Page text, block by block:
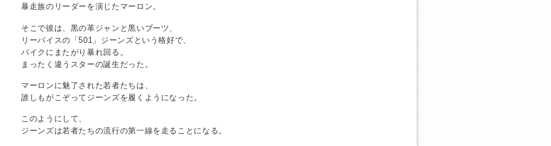
暴走族のリーダーを演じたマーロン。
そこで彼は、黒の革ジャンと黒いブーツ、
リーバイスの「501」ジーンズという格好で、
バイクにまたがり暴れ回る。
まったく違うスターの誕生だった。
マーロンに魅了された若者たちは、
誰しもがこぞってジーンズを履くようになった。
このようにして、
ジーンズは若者たちの流行の第一線を走ることになる。